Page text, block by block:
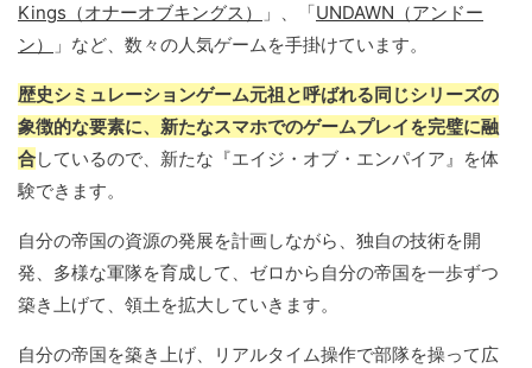
Kings（オナーオブキングス）
」、「UNDAWN（アンドー
ン）
」など、数々の人気ゲームを手掛けています。
歴史シミュレーションゲーム元祖と呼ばれる同じシリーズの
象徴的な要素に、新たなスマホでのゲームプレイを完璧に融
合しているので、新たな『エイジ・オブ・エンパイア』を体
験できます。
自分の帝国の資源の発展を計画しながら、独自の技術を開
発、多様な軍隊を育成して、ゼロから自分の帝国を一歩ずつ
築き上げて、領土を拡大していきます。
自分の帝国を築き上げ、リアルタイム操作で部隊を操って広